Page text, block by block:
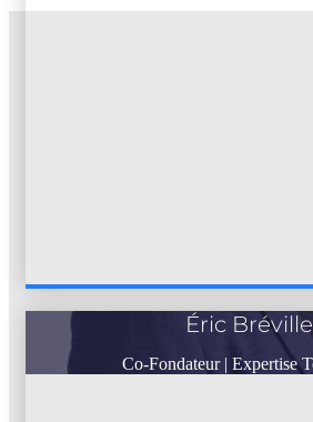
Éric Bréville
Co-Fondateur | Expertise